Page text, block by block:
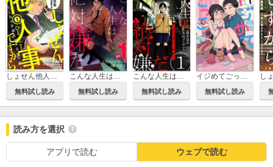
しょせん他人事ですから ～とある弁護士の本音の仕事～
無料試し読み
こんな人生は絶対嫌だ
無料試し読み
こんな人生は絶対嫌だ［ばら売り］［黒蜜］
無料試し読み
イジめてごっこ。
無料試し読み
読み方を選択
アプリで読む ウェブで読む